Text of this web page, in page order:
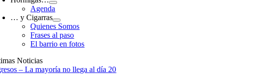
Agenda
… y Cigarras
Quienes Somos
Frases al paso
El barrio en fotos
Noticias
– La mayoría no llega al día 20